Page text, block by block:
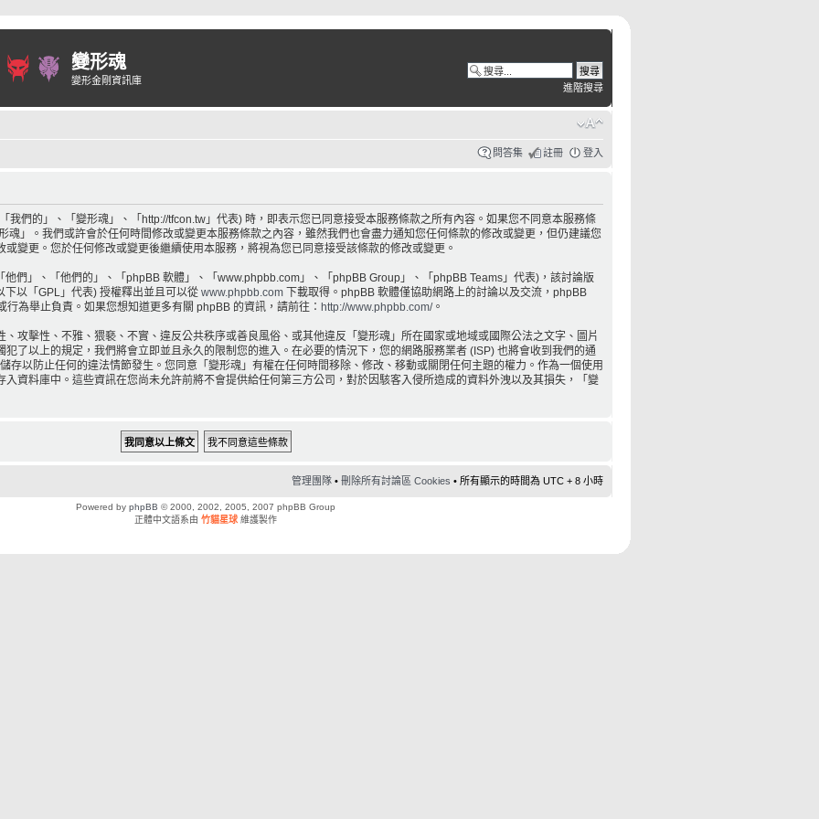
變形魂
變形金剛資訊庫
進階搜尋
問答集 註冊 登入
我們的」、「變形魂」、「http://tfcon.tw」代表) 時，即表示您已同意接受本服務條款之所有內容。如果您不同意本服務條
魂」。我們或許會於任何時間修改或變更本服務條款之內容，雖然我們也會盡力通知您任何條款的修改或變更，但仍建議您
變更。您於任何修改或變更後繼續使用本服務，將視為您已同意接受該條款的修改或變更。
們」、「他們的」、「phpBB 軟體」、「www.phpbb.com」、「phpBB Group」、「phpBB Teams」代表)，該討論版
下以「GPL」代表) 授權釋出並且可以從 www.phpbb.com下載取得。phpBB 軟體僅協助網路上的討論以及交流，phpBB
為舉止負責。如果您想知道更多有關 phpBB 的資訊，請前往： http://www.phpbb.com/。
攻擊性、不雅、猥褻、不實、違反公共秩序或善良風俗、或其他違反「變形魂」所在國家或地域或國際公法之文字、圖片
了以上的規定，我們將會立即並且永久的限制您的進入。在必要的情況下，您的網路服務業者 (ISP) 也將會收到我們的通
存以防止任何的違法情節發生。您同意「變形魂」有權在任何時間移除、修改、移動或關閉任何主題的權力。作為一個使用
資料庫中。這些資訊在您尚未允許前將不會提供給任何第三方公司，對於因駭客入侵所造成的資料外洩以及其損失，「變
管理團隊 •刪除所有討論區 Cookies • 所有顯示的時間為 UTC + 8 小時
Powered byphpBB © 2000, 2002, 2005, 2007 phpBB Group
正體中文語系由竹貓星球 維護製作